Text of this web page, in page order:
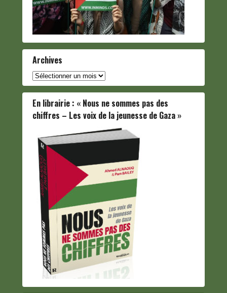
Archives
Archives
En librairie : « Nous ne sommes pas des
chiffres – Les voix de la jeunesse de Gaza »